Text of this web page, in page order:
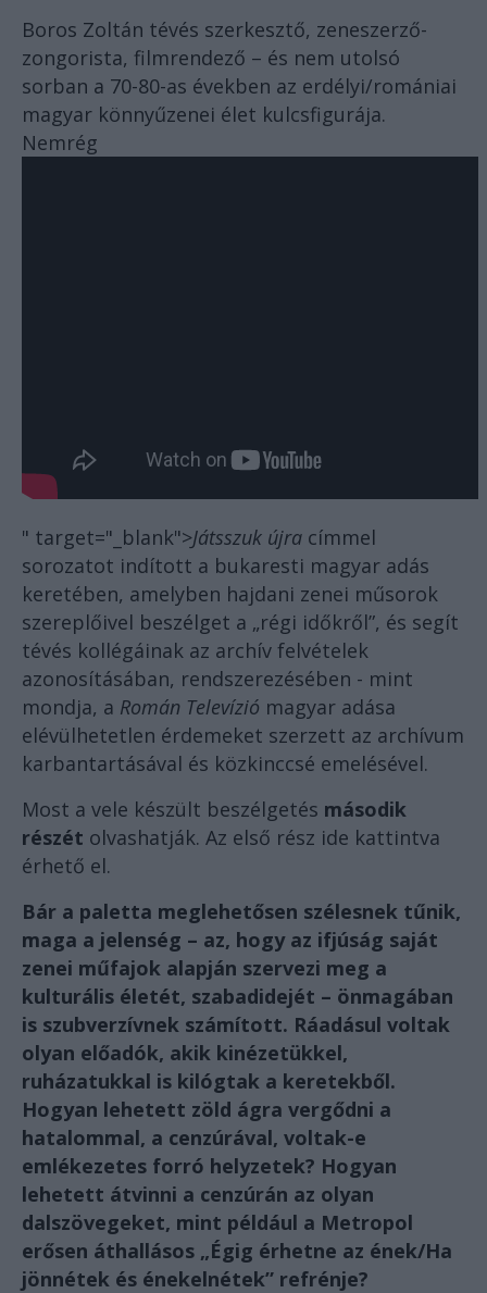
Boros Zoltán tévés szerkesztő, zeneszerző-
zongorista, filmrendező – és nem utolsó
sorban a 70-80-as években az erdélyi/romániai
magyar könnyűzenei élet kulcsfigurája.
Nemrég
" target="_blank">Játsszuk újra címmel
sorozatot indított a bukaresti magyar adás
keretében, amelyben hajdani zenei műsorok
szereplőivel beszélget a „régi időkről”, és segít
tévés kollégáinak az archív felvételek
azonosításában, rendszerezésében - mint
mondja, a Román Televízió magyar adása
elévülhetetlen érdemeket szerzett az archívum
karbantartásával és közkinccsé emelésével.
Most a vele készült beszélgetés második
részét olvashatják. Az első rész ide kattintva
érhető el.
Bár a paletta meglehetősen szélesnek tűnik,
maga a jelenség – az, hogy az ifjúság saját
zenei műfajok alapján szervezi meg a
kulturális életét, szabadidejét – önmagában
is szubverzívnek számított. Ráadásul voltak
olyan előadók, akik kinézetükkel,
ruházatukkal is kilógtak a keretekből.
Hogyan lehetett zöld ágra vergődni a
hatalommal, a cenzúrával, voltak-e
emlékezetes forró helyzetek? Hogyan
lehetett átvinni a cenzúrán az olyan
dalszövegeket, mint például a Metropol
erősen áthallásos „Égig érhetne az ének/Ha
jönnétek és énekelnétek” refrénje?